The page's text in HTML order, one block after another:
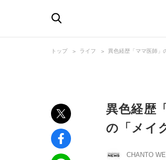
トップ ライフ 異色経歴「ママ医師」
異色経歴
の「メイ
CHANTO